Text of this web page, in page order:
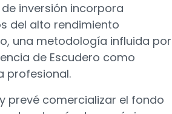
inversión incorpora
del alto rendimiento
una metodología influida por
de Escudero como
profesional.
prevé comercializar el fondo